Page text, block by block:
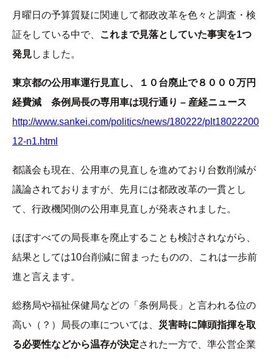
月曜日の予算質疑に関連して都政改革を色々と調査・検
証をしている中で、
これまで見落としていた事実を1つ
発見しました。
東京都の公用車運行見直し、１０台廃止で８０００万円
経費減 条例局長の専用車は現行通り – 産経ニュース
http://www.sankei.com/politics/news/180222/plt18022200
12-n1.html
都議会も現在、公用車の見直しを進めており台数削減が
議論されておりますが、先月には都政改革の一貫とし
て、行政機関側の公用車見直しが発表されました。
ほぼすべての局長車を廃止することも検討されながら、
結果としては10台削減に留まったものの、これは一歩前
進と言えます。
総務局や福祉保健局などの「条例局長」と言われる位の
高い（？）局長の車については、 災害時に陣頭指揮を取
る必要性などから温存が決定された一方で、準公営企業